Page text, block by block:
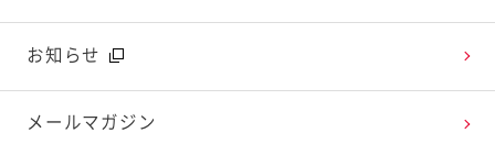
広告ギャラリー
テレビ・ラジオ
お知らせ
メールマガジン